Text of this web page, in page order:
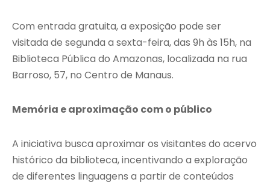
Com entrada gratuita, a exposição pode ser
visitada de segunda a sexta-feira, das 9h às 15h, na
Biblioteca Pública do Amazonas, localizada na rua
Barroso, 57, no Centro de Manaus.
Memória e aproximação com o público
A iniciativa busca aproximar os visitantes do acervo
histórico da biblioteca, incentivando a exploração
de diferentes linguagens a partir de conteúdos